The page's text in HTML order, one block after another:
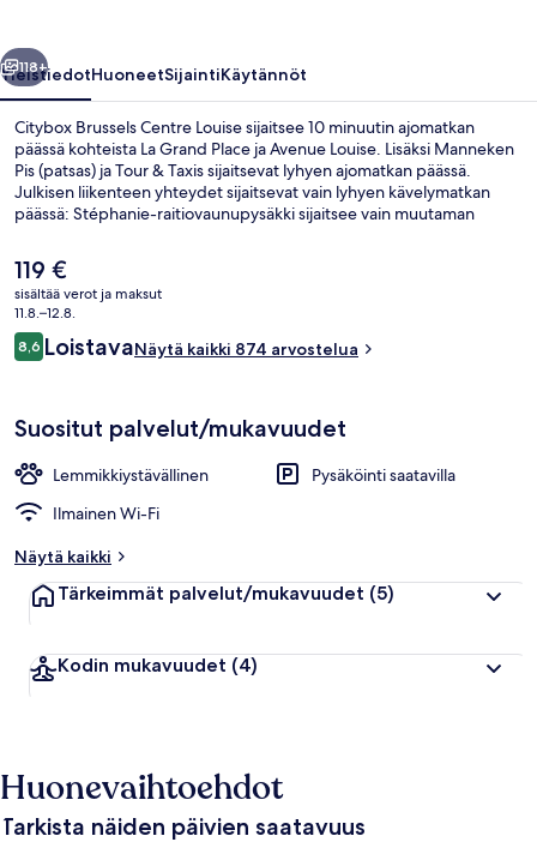
Seuraava
118+
YleistiedotHuoneetSijaintiKäytännöt
Citybox Brussels Centre Louise sijaitsee 10 minuutin ajomatkan
päässä kohteista La Grand Place ja Avenue Louise. Lisäksi Manneken
Pis (patsas) ja Tour & Taxis sijaitsevat lyhyen ajomatkan päässä.
Julkisen liikenteen yhteydet sijaitsevat vain lyhyen kävelymatkan
päässä: Stéphanie-raitiovaunupysäkki sijaitsee vain muutaman
kävelymatkan päässä.
Nykyinen
hinta
on
119 €
119 €
sisältää verot ja maksut
11.8.–12.8.
Arvostelut
8,68,6 kautta 10.
LoistavaNäytä kaikki 874 arvostelua
Suositut palvelut/mukavuudet
Lemmikkiystävällinen
Pysäköinti saatavilla
Ilmainen Wi-Fi
Näytä kaikki
Tärkeimmät palvelut/mukavuudet (5)
Kodin mukavuudet (4)
Huonevaihtoehdot
Tarkista näiden päivien saatavuus